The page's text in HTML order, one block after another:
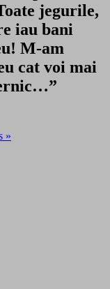
jegurile,
iau bani
M-am
cat voi mai
»